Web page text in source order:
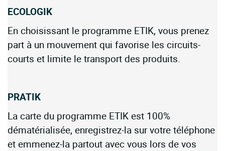
ECOLOGIK
En choisissant le programme ETIK, vous prenez
part à un mouvement qui favorise les circuits-
courts et limite le transport des produits.
PRATIK
La carte du programme ETIK est 100%
dématérialisée, enregistrez-la sur votre téléphone
et emmenez-la partout avec vous lors de vos